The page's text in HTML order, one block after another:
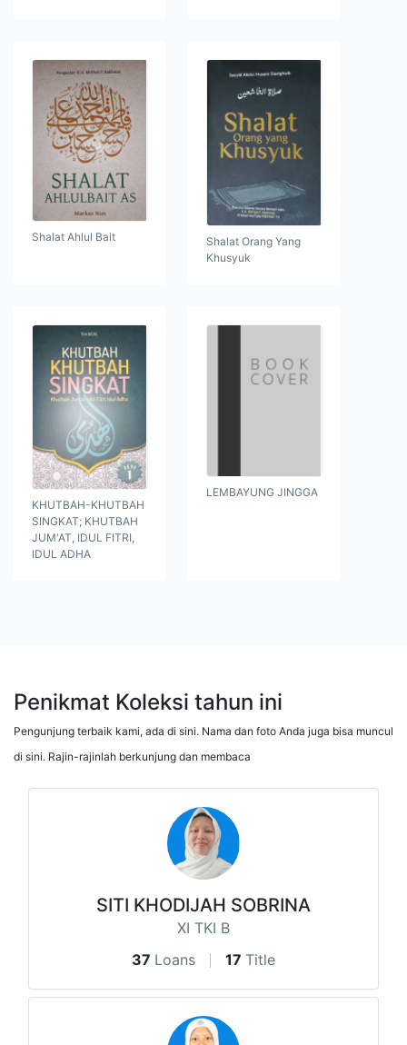
Shalat Ahlul Bait
Shalat Orang Yang
Khusyuk
KHUTBAH-KHUTBAH
SINGKAT; KHUTBAH
JUM'AT, IDUL FITRI,
IDUL ADHA
LEMBAYUNG JINGGA
Penikmat Koleksi tahun ini
Pengunjung terbaik kami, ada di sini. Nama dan foto Anda juga bisa muncul
di sini. Rajin-rajinlah berkunjung dan membaca
SITI KHODIJAH SOBRINA
XI TKI B
37 Loans 17 Title